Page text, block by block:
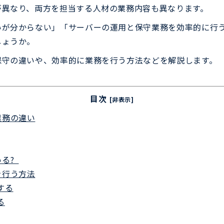
なり、両方を担当する人材の業務内容も異なります。
分からない」「サーバーの運用と保守業務を効率的に行
うか。
の違いや、効率的に業務を行う方法などを解説します。
目次 [非表示]
の違い
?
う方法
る